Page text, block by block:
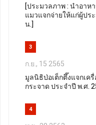
[ประมวลภาพ : นำอา
แมวแจกจ่ายให้แก่ผู้ปร
น.]
3
ก.ย., 15 2565
มูลนิธิป่อเต็กตึ๊งแจกเค
กระจาด ประจำปี พ.ศ.
4